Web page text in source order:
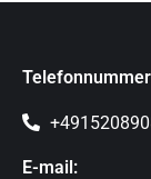
E-mail: